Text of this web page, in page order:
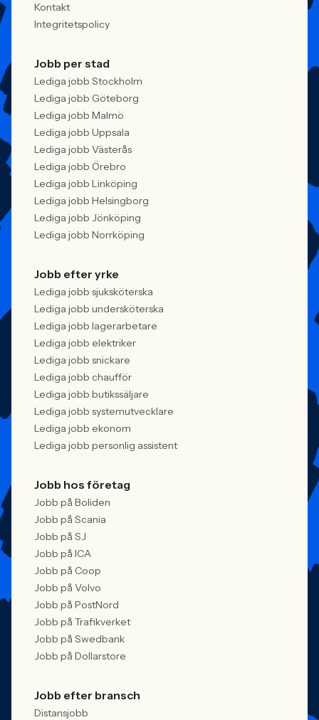
Kontakt
Integritetspolicy
Jobb per stad
Lediga jobb Stockholm
Lediga jobb Göteborg
Lediga jobb Malmö
Lediga jobb Uppsala
Lediga jobb Västerås
Lediga jobb Örebro
Lediga jobb Linköping
Lediga jobb Helsingborg
Lediga jobb Jönköping
Lediga jobb Norrköping
Jobb efter yrke
Lediga jobb sjuksköterska
Lediga jobb undersköterska
Lediga jobb lagerarbetare
Lediga jobb elektriker
Lediga jobb snickare
Lediga jobb chaufför
Lediga jobb butikssäljare
Lediga jobb systemutvecklare
Lediga jobb ekonom
Lediga jobb personlig assistent
Jobb hos företag
Jobb på Boliden
Jobb på Scania
Jobb på SJ
Jobb på ICA
Jobb på Coop
Jobb på Volvo
Jobb på PostNord
Jobb på Trafikverket
Jobb på Swedbank
Jobb på Dollarstore
Jobb efter bransch
Distansjobb